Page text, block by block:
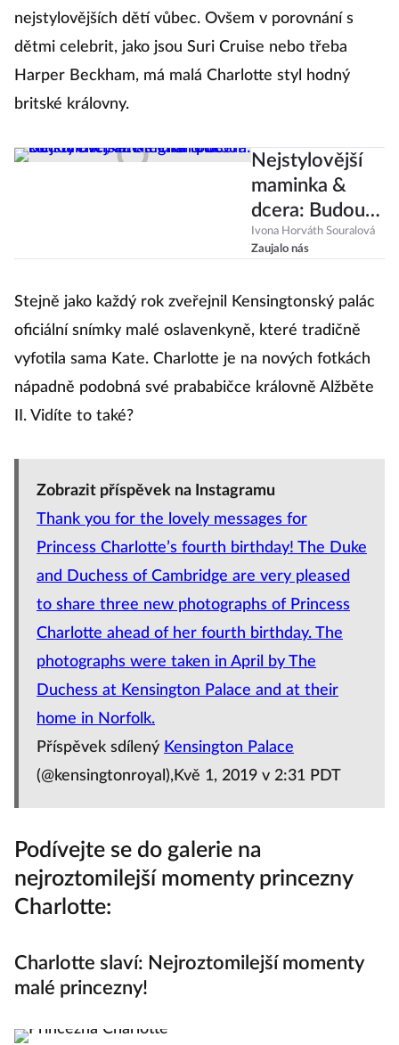
nejstylovějších dětí vůbec. Ovšem v porovnání s
dětmi celebrit, jako jsou Suri Cruise nebo třeba
Harper Beckham, má malá Charlotte styl hodný
britské královny.
Nejstylovější
maminka &
dcera: Budou
mít Kate s
Charlotte
Meghan
porodí?
Ivona Horváth Souralová
Zaujalo nás
Stejně jako každý rok zveřejnil Kensingtonský palác
oficiální snímky malé oslavenkyně, které tradičně
vyfotila sama Kate. Charlotte je na nových fotkách
nápadně podobná své prababičce královně Alžběte
II. Vidíte to také?
Zobrazit příspěvek na Instagramu
Thank you for the lovely messages for
Princess Charlotte’s fourth birthday! The Duke
and Duchess of Cambridge are very pleased
to share three new photographs of Princess
Charlotte ahead of her fourth birthday. The
photographs were taken in April by The
Duchess at Kensington Palace and at their
home in Norfolk.
Příspěvek sdílený Kensington Palace
(@kensingtonroyal),Kvě 1, 2019 v 2:31 PDT
Podívejte se do galerie na
nejroztomilejší momenty princezny
Charlotte:
Charlotte slaví: Nejroztomilejší momenty
malé princezny!